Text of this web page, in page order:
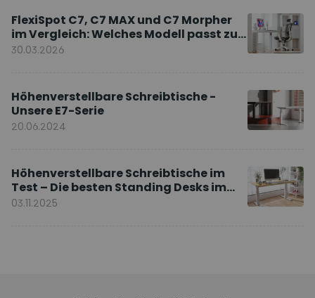
FlexiSpot C7, C7 MAX und C7 Morpher
im Vergleich: Welches Modell passt zu
Ihnen?
30.03.2026
Höhenverstellbare Schreibtische -
Unsere E7-Serie
20.06.2024
Höhenverstellbare Schreibtische im
Test – Die besten Standing Desks im
Vergleich
03.11.2025